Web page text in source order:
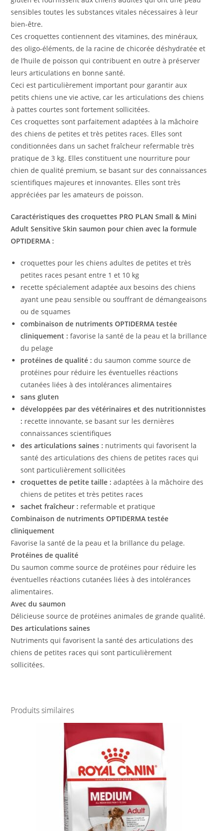
sensibles toutes les substances vitales nécessaires à leur
bien-être.
Ces croquettes contiennent des vitamines, des minéraux,
des oligo-éléments, de la racine de chicorée déshydratée et
de l’huile de poisson qui contribuent en outre à préserver
leurs articulations en bonne santé.
Ceci est particulièrement important pour garantir aux
petits chiens une vie active, car les articulations des chiens
à pattes courtes sont fortement sollicitées.
Ces croquettes sont parfaitement adaptées à la mâchoire
des chiens de petites et très petites races. Elles sont
conditionnées dans un sachet fraîcheur refermable très
pratique de 3 kg. Elles constituent une nourriture pour
chien de qualité premium, se basant sur des connaissances
scientifiques majeures et innovantes. Elles sont très
appréciées par les amateurs de poisson.
Caractéristiques des croquettes PRO PLAN Small & Mini
Adult Sensitive Skin saumon pour chien avec la formule
OPTIDERMA :
croquettes pour les chiens adultes de petites et très
petites races pesant entre 1 et 10 kg
recette spécialement adaptée aux besoins des chiens
ayant une peau sensible ou souffrant de démangeaisons
ou de squames
combinaison de nutriments OPTIDERMA testée
cliniquement : favorise la santé de la peau et la brillance
du pelage
protéines de qualité : du saumon comme source de
protéines pour réduire les éventuelles réactions
cutanées liées à des intolérances alimentaires
sans gluten
développées par des vétérinaires et des nutritionnistes
: recette innovante, se basant sur les dernières
connaissances scientifiques
des articulations saines : nutriments qui favorisent la
santé des articulations des chiens de petites races qui
sont particulièrement sollicitées
croquettes de petite taille : adaptées à la mâchoire des
chiens de petites et très petites races
sachet fraîcheur : refermable et pratique
Combinaison de nutriments OPTIDERMA testée
cliniquement
Favorise la santé de la peau et la brillance du pelage.
Protéines de qualité
Du saumon comme source de protéines pour réduire les
éventuelles réactions cutanées liées à des intolérances
alimentaires.
Avec du saumon
Délicieuse source de protéines animales de grande qualité.
Des articulations saines
Nutriments qui favorisent la santé des articulations des
chiens de petites races qui sont particulièrement
sollicitées.
Produits similaires